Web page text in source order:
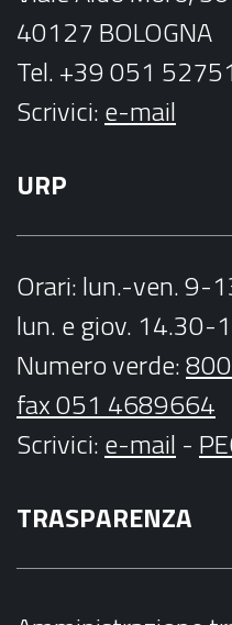
40127 BOLOGNA
Tel. +39 051
Scrivici:e-mail
URP
Orari: lun.-ven. 9-
lun. e giov. 14.30-
Numero verde:
fax 051 4689664
Scrivici:e-mail -
TRASPARENZA